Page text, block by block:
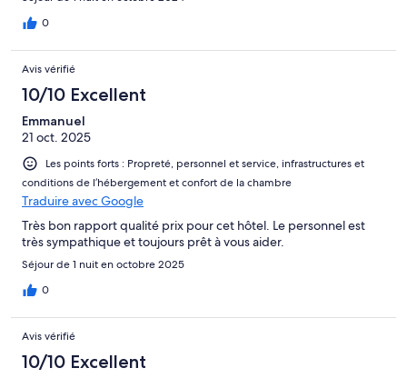
0
Avis vérifié
10/10 Excellent
Emmanuel
21 oct. 2025
Les points forts : Propreté, personnel et service, infrastructures et
conditions de l’hébergement et confort de la chambre
Traduire avec Google
Très bon rapport qualité prix pour cet hôtel. Le personnel est
très sympathique et toujours prêt à vous aider.
Séjour de 1 nuit en octobre 2025
0
Avis vérifié
10/10 Excellent